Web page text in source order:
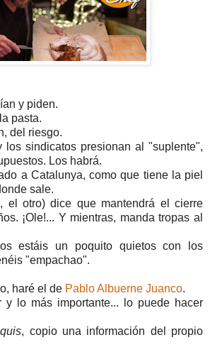
y piden.
pasta.
del riesgo.
los sindicatos presionan al "suplente",
Los habrá.
a Catalunya, como que tiene la piel
sale.
el otro) dice que mantendrá el cierre
¡Ole!... Y mientras, manda tropas al
estáis un poquito quietos con los
"empachao".
haré el de Pablo Albuerne Juanco.
y lo más importante... lo puede hacer
, copio una información del propio